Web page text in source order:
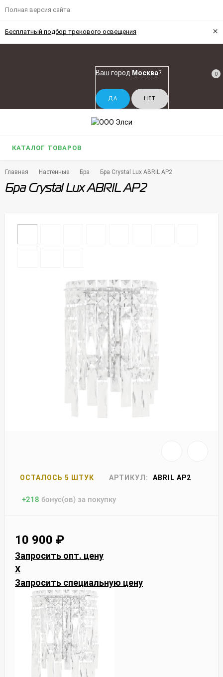
Полная версия сайта
Бесплатный подбор трекового освещения ×
Ваш город Москва? 0
КАТАЛОГ ТОВАРОВ
Главная Настенные Бра Бра Crystal Lux ABRIL AP2
Бра Crystal Lux ABRIL AP2
ОСТАЛОСЬ 5 ШТУК АРТИКУЛ: ABRIL AP2
+218 бонус(ов) за покупку
10 900 ₽
Запросить опт. цену
X
Запросить специальную цену